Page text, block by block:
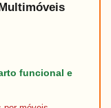
funcional e